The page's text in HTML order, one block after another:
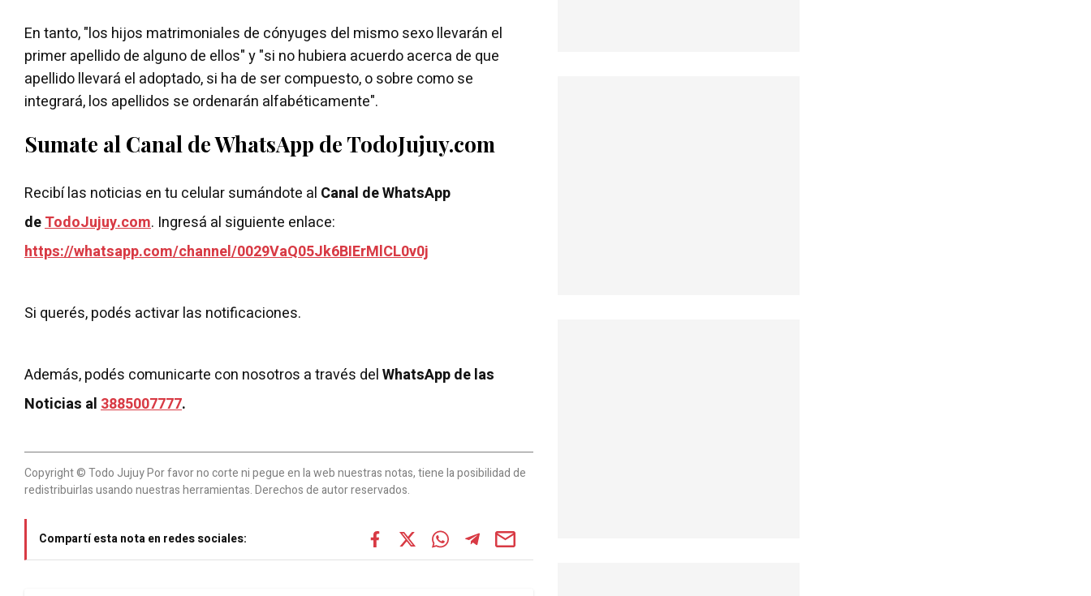
En tanto, "los hijos matrimoniales de cónyuges del mismo sexo llevarán el
primer apellido de alguno de ellos" y "si no hubiera acuerdo acerca de que
apellido llevará el adoptado, si ha de ser compuesto, o sobre como se
integrará, los apellidos se ordenarán alfabéticamente".
Sumate al Canal de WhatsApp de TodoJujuy.com
Recibí las noticias en tu celular sumándote al Canal de WhatsApp
deTodoJujuy.com. Ingresá al siguiente enlace:
https://whatsapp.com/channel/0029VaQ05Jk6BIErMlCL0v0j
Si querés, podés activar las notificaciones.
Además, podés comunicarte con nosotros a través delWhatsApp de las
Noticias al3885007777.
Copyright © Todo Jujuy Por favor no corte ni pegue en la web nuestras notas, tiene la posibilidad de
redistribuirlas usando nuestras herramientas. Derechos de autor reservados.
Compartí esta nota en redes sociales: